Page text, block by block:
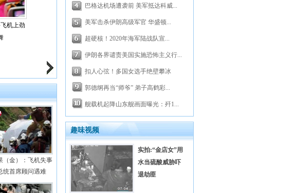
机上劲
（金）：飞机失事
统首席顾问遇难
巴格达机场遭袭前 美军抵达科威...
美军击杀伊朗高级军官 华盛顿...
超硬核！2020年海军陆战队宣...
伊朗各界谴责美国实施恐怖主义行...
扣人心弦！多国女选手绝壁攀冰
郭德纲再当“师爷” 弟子高鹤彩...
舰载机起降山东舰画面曝光：歼1...
趣味视频
实拍:“金店女”用
水当硫酸威胁吓
退劫匪